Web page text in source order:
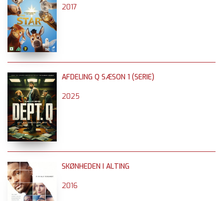
2017
AFDELING Q SÆSON 1 (SERIE)
2025
SKØNHEDEN I ALTING
2016